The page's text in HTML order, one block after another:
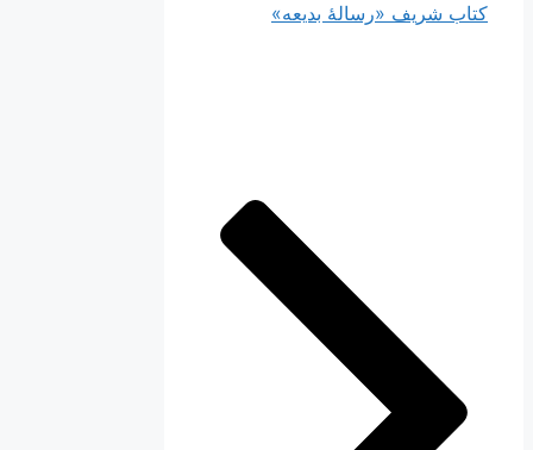
کتاب شریف «رسالۀ بدیعه»